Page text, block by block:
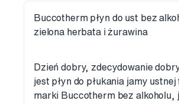
Buccotherm płyn do ust bez
zielona herbata i żurawina
Dzień dobry, zdecydowanie
jest płyn do płukania jamy
marki Buccotherm bez alkoholu,